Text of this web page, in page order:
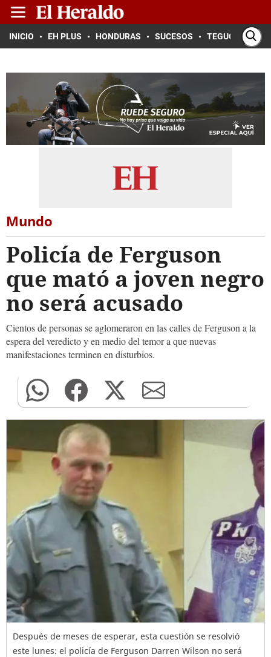
INICIO EH PLUS HONDURAS SUCESOS TEGUCIGALPA
Mundo
Policía de Ferguson
que mató a joven negro
no será acusado
Cientos de personas se aglomeraron en las calles de Ferguson a la
espera del veredicto y en medio del temor a que nuevas
manifestaciones terminen en disturbios.
Después de meses de esperar, esta cuestión se resolvió
este lunes: el policía de Ferguson Darren Wilson no será